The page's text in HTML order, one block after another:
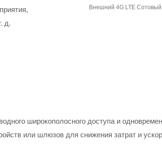
Внешний 4G LTE
д.
широкополосного доступа и
или шлюзов для снижения затрат и